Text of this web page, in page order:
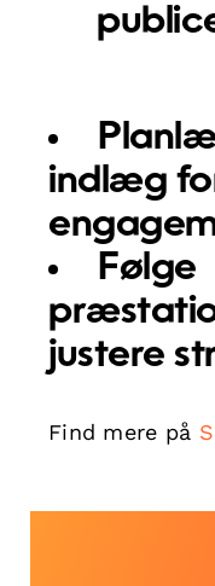
indlæg
Følge
justere
Find mere på